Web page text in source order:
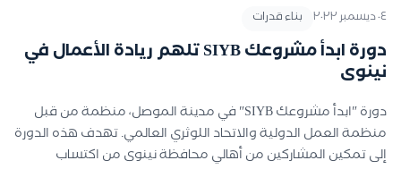
مشاريعهم ضمن الخطة المرسومة لزيادة عدد المدربين على الادارة
المالية للمشاريع في العراق خلال الاعوام الاربعة المقبلة، نظيرا لما
قدمه برنامج آفاق PROSPECTS لسد الاحتياج في السوق العراقي
والتكامل مع برامج الحكومة العراقية في دعم ورعاية الشباب من
الجنسين الراغبين بدخول سوق العمل وتطوير مشاريع القطاع
الخاص قي العراق.
٠٤ ديسمبر ٢٠٢٢ بناء قدرات
دورة ابدأ مشروعك SIYB تلهم ريادة الأعمال في
نينوى
دورة "ابدأ مشروعك SIYB" في مدينة الموصل، منظمة من قبل
منظمة العمل الدولية والاتحاد اللوثري العالمي. تهدف هذه الدورة
إلى تمكين المشاركين من أهالي محافظة نينوى من اكتساب